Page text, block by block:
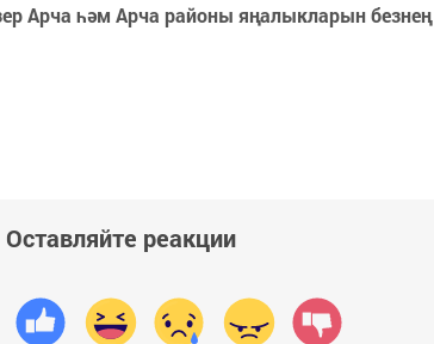
Арча һәм Арча районы яңалыкларын безнең
Оставляйте реакции